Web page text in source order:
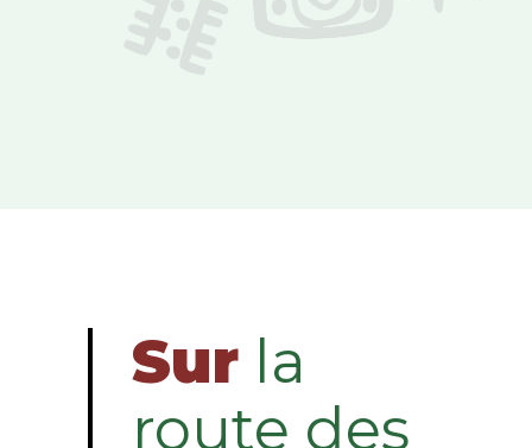
Sur la
route des